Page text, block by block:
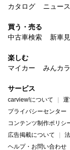
カタログ
ニュース
買う・売る
中古車検索
新車
楽しむ
マイカー
みんカラ
サービス
carview!について 運
プライバシーセンター
コンテンツ制作ポリシ
広告掲載について
ヘルプ・お問い合わせ